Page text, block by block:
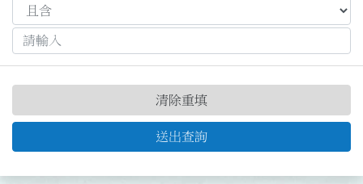
送出查詢
清除重填